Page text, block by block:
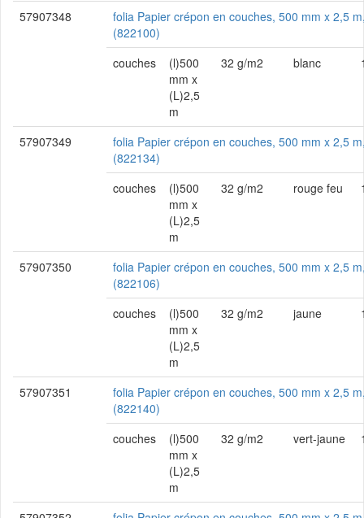
57907348
folia Papier crépon en couches, 500 mm x 2,5
(822100)
couches
(l)500
mm x
(L)2,5
m
32 g/m2 blanc
57907349
folia Papier crépon en couches, 500 mm x 2,5
(822134)
couches
(l)500
mm x
(L)2,5
m
32 g/m2 rouge feu
57907350
folia Papier crépon en couches, 500 mm x 2,5
(822106)
couches
(l)500
mm x
(L)2,5
m
32 g/m2 jaune
57907351
folia Papier crépon en couches, 500 mm x 2,5
(822140)
couches
(l)500
mm x
(L)2,5
m
32 g/m2 vert-jaune